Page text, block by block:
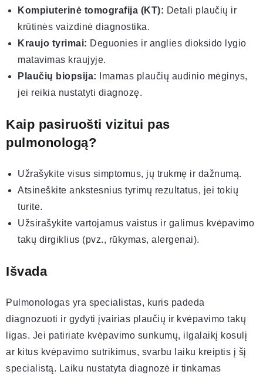
Kompiuterinė tomografija (KT): Detali plaučių ir
krūtinės vaizdinė diagnostika.
Kraujo tyrimai: Deguonies ir anglies dioksido lygio
matavimas kraujyje.
Plaučių biopsija: Imamas plaučių audinio mėginys,
jei reikia nustatyti diagnozę.
Kaip pasiruošti vizitui pas
pulmonologą?
Užrašykite visus simptomus, jų trukmę ir dažnumą.
Atsineškite ankstesnius tyrimų rezultatus, jei tokių
turite.
Užsirašykite vartojamus vaistus ir galimus kvėpavimo
takų dirgiklius (pvz., rūkymas, alergenai).
Išvada
Pulmonologas yra specialistas, kuris padeda
diagnozuoti ir gydyti įvairias plaučių ir kvėpavimo takų
ligas. Jei patiriate kvėpavimo sunkumų, ilgalaikį kosulį
ar kitus kvėpavimo sutrikimus, svarbu laiku kreiptis į šį
specialistą. Laiku nustatyta diagnozė ir tinkamas